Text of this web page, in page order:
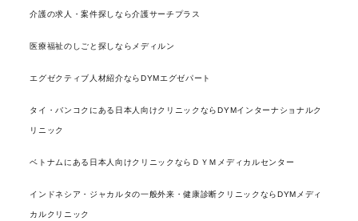
介護の求人・案件探しなら介護サーチプラス
医療福祉のしごと探しならメディルン
エグゼクティブ人材紹介ならDYMエグゼパート
タイ・バンコクにある日本人向けクリニックならDYMインターナショナルク
リニック
ベトナムにある日本人向けクリニックならＤＹＭメディカルセンター
インドネシア・ジャカルタの一般外来・健康診断クリニックならDYMメディ
カルクリニック